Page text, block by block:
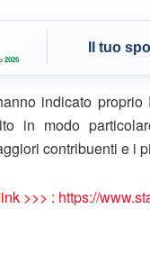
2026
Il tuo
indicato
in modo
contribuenti e i
>>> : https://